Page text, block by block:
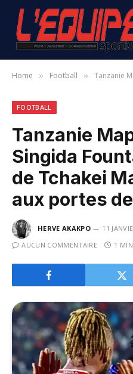
Home » Football » Tanzanie Mapinduzi
FOOTBALL
Tanzanie
Singida
de Tchakei
aux portes
HERVE AKAKPO
11
AUCUN COMMENTAIRE
1